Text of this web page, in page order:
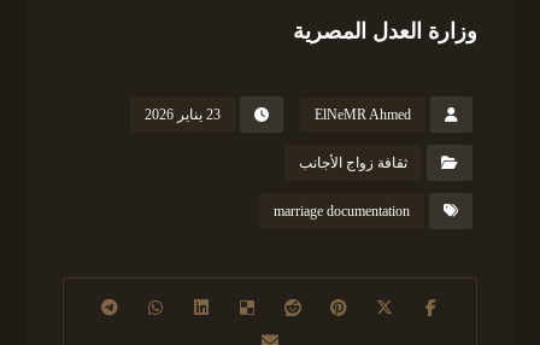
وزارة العدل المصرية
ElNeMR Ahmed 23 يناير 2026
ثقافة زواج الأجانب
marriage documentation